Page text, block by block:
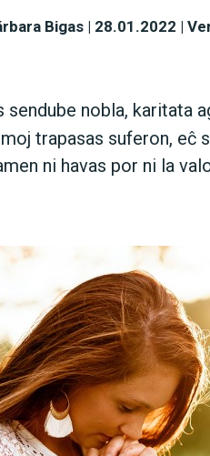
Bigas | 28.01.2022 |
nobla, karitata
trapasas suferon, eĉ
ni havas por ni la